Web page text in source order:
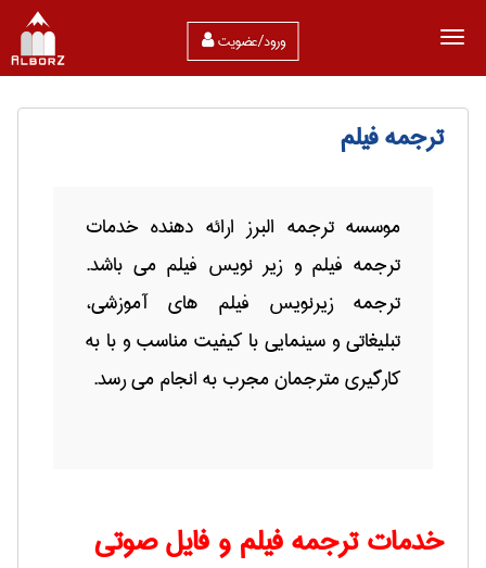
ورود/عضویت
ترجمه فیلم
موسسه ترجمه البرز ارائه دهنده خدمات
ترجمه فیلم و زیر نویس فیلم می باشد.
ترجمه زیرنویس فیلم های آموزشی،
تبلیغاتی و سینمایی با کیفیت مناسب و با به
کارگیری مترجمان مجرب به انجام می رسد.
خدمات ترجمه فیلم و فایل صوتی